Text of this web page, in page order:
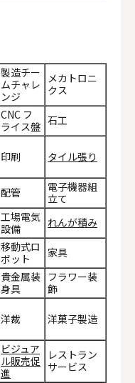
製造チー
ムチャレ
ンジ
メカトロニ
クス
CNC フ
ライス盤 石工
印刷 タイル張り
配管
電子機器組
立て
工場電気
設備
れんが積み
移動式ロ
ボット
家具
貴金属装
身具
フラワー装
飾
洋裁 洋菓子製造
ビジュア
ル販売促
進
レストラン
サービス